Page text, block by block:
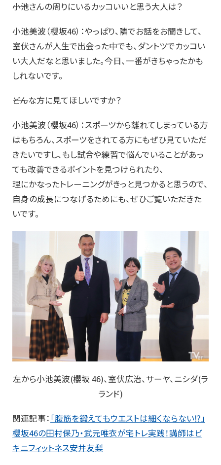
――小池さんの周りにいるカッコいいと思う大人は？
小池美波（櫻坂46）：やっぱり、隣でお話をお聞きして、
室伏さんが人生で出会った中でも、ダントツでカッコい
い大人だなと思いました。今日、一番がきちゃったかも
しれないです。
――どんな方に見てほしいですか？
小池美波（櫻坂46）：スポーツから離れてしまっている方
はもちろん、スポーツをされてる方にもぜひ見ていただ
きたいですし、もし試合や練習で悩んでいることがあっ
ても改善できるポイントを見つけられたり、
理にかなったトレーニングがきっと見つかると思うので、
自身の成長につなげるためにも、ぜひご覧いただきた
いです。
左から小池美波(櫻坂 46)、室伏広治、サーヤ、ニシダ(ラ
ランド)
関連記事： 「腹筋を鍛えてもウエストは細くならない⁉︎」
櫻坂46の田村保乃・武元唯衣が宅トレ実践！講師はビ
キニフィットネス安井友梨